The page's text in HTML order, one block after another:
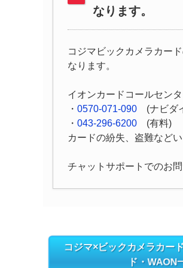
なります。
コジマビックカメラカー
なります。
イオンカードコールセン
・ 0570-071-090 (ナビダ
・ 043-296-6200 (有料)
カードの紛失、盗難など
チャットサポートでのお
コジマ×ビックカメラカー
ド・WAON